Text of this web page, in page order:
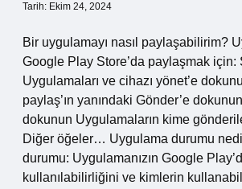
Tarih: Ekim 24, 2024
Bir uygulamayı nasıl paylaşabilirim?
Google Play Store’da paylaşmak için:
Uygulamaları ve cihazı yönet’e
paylaş’ın yanındaki Gönder’e
dokunun Uygulamaların kime
Diğer öğeler… Uygulama durumu
durumu: Uygulamanızın Google
kullanılabilirliğini ve kimlerin